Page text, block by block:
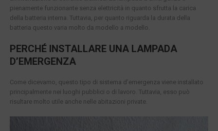
pienamente funzionante senza elettricità in quanto sfrutta la carica
della batteria interna. Tuttavia, per quanto riguarda la durata della
batteria questo varia molto da modello a modello.
PERCHÉ INSTALLARE UNA LAMPADA
D’EMERGENZA
Come dicevamo, questo tipo di sistema d’emergenza viene installato
principalmente nei luoghi pubblici o di lavoro. Tuttavia, esso può
risultare molto utile anche nelle abitazioni private.